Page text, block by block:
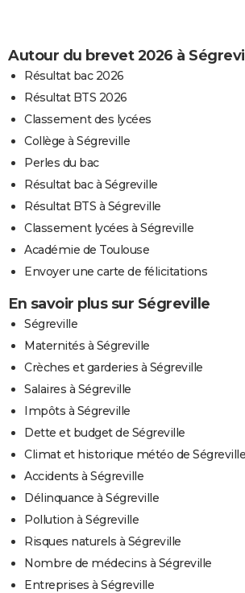
Autour du brevet 2026 à
Résultat bac 2026
Résultat BTS 2026
Classement des lycées
Collège à Ségreville
Perles du bac
Résultat bac à Ségreville
Résultat BTS à Ségreville
Classement lycées à Ségreville
Académie de Toulouse
Envoyer une carte de félicitations
En savoir plus sur Ségreville
Ségreville
Maternités à Ségreville
Crèches et garderies à Ségreville
Salaires à Ségreville
Impôts à Ségreville
Dette et budget de Ségreville
Climat et historique météo de Ségreville
Accidents à Ségreville
Délinquance à Ségreville
Pollution à Ségreville
Risques naturels à Ségreville
Nombre de médecins à Ségreville
Entreprises à Ségreville